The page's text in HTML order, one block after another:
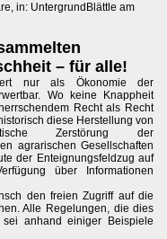
in: UntergrundBlättle am
– für alle!
nur als Ökonomie der
Wo keine Knappheit
Recht als Recht
diese Herstellung von
Zerstörung der
agrarischen Gesellschaften
der Enteignungsfeldzug auf
über Informationen
den freien Zugriff auf die
Alle Regelungen, die dies
anhand einiger Beispiele